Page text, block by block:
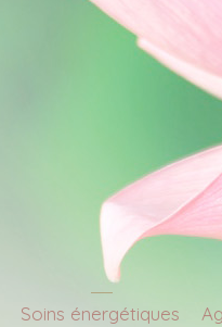
Soins énergétiques